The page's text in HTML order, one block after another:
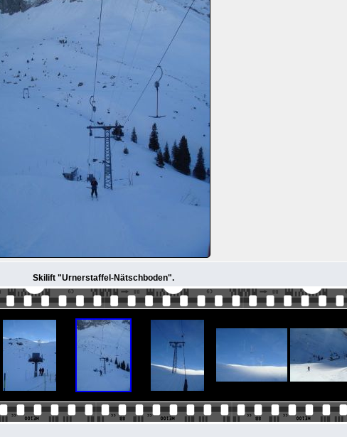
Skilift "Urnerstaffel-Nätschboden".